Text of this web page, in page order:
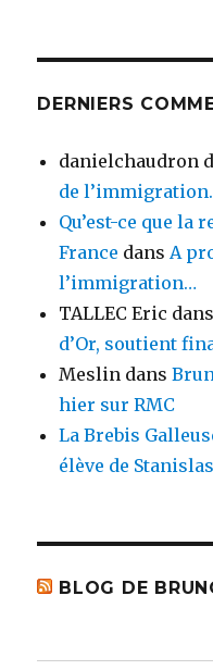
DERNIERS
danielchaudron
de
Qu’est-ce que
France dansA
l’immigration…
TALLEC Eric
d’Or, soutient
Meslin dans
hier sur RMC
La Brebis
élève de Stanislas
BLOG DE